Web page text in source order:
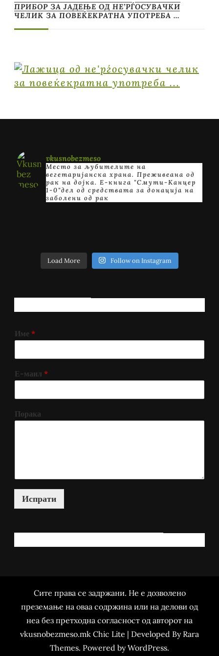
ПРИБОР ЗА ЈАДЕЊЕ ОД НЕ’РЃОСУВАЧКИ
ЧЕЛИК ЗА ПОВЕЌЕКРАТНА УПОТРЕБА …
vkusnobezmeso
Место за љубителите на
вегетаријанска храна. Преживеана од
рак на дојка. E-книга "Смути-Канцер
1-0"дел од средствата за донација на
заболени од рак
Load More Follow on Instagram
Име *
Е-маил *
Порака
Испрати
Сите права се задржани. Не е дозволено
преземање на оваа содржина или на делови од
неа без претходна согласност од авторот на
vkusnobezmeso.mk Chic Lite | Developed By Rara
Themes. Powered byWordPress.